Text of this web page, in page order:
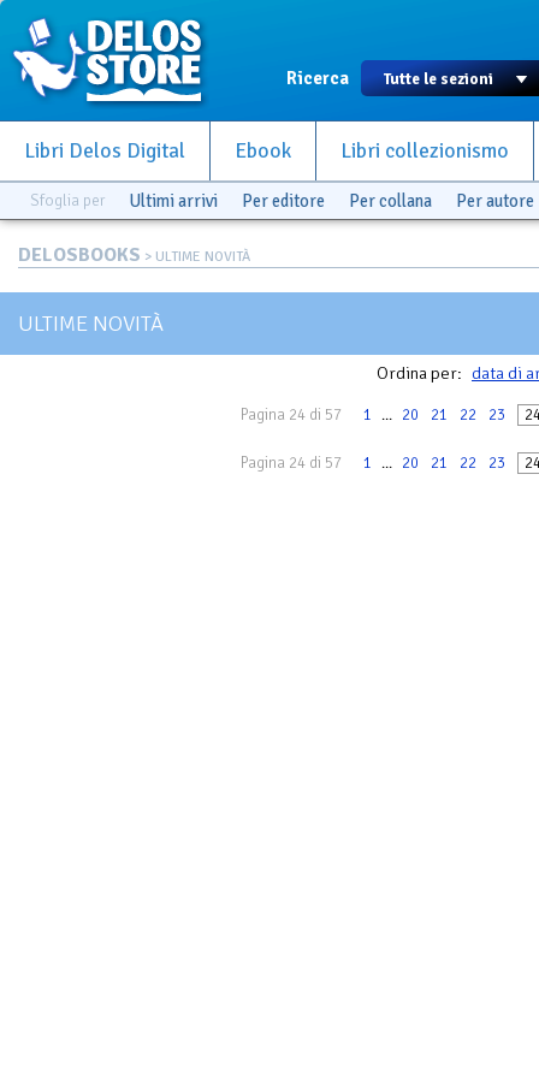
Ricerca
Libri Delos Digital Ebook Libri collezionismo
Sfoglia per Ultimi arrivi Per editore Per collana Per autore
DELOSBOOKS > ULTIME NOVITÀ
ULTIME NOVITÀ
Ordina per: data di
Pagina 24 di 57 1 ... 20 21 22 23
Pagina 24 di 57 1 ... 20 21 22 23